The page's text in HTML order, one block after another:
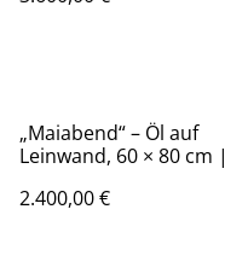
„Maiabend“ – Öl auf
Leinwand, 60 × 80 cm |
2.400,00 €